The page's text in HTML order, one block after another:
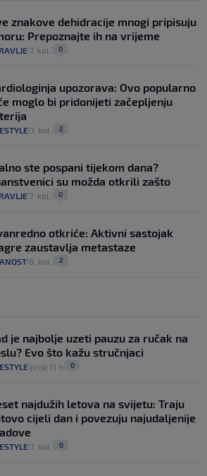
znakove dehidracije mnogi pripisuju
Prepoznajte ih na vrijeme
7. kol. 0
upozorava: Ovo popularno
moglo bi pridonijeti začepljenju
7. kol. 2
ste pospani tijekom dana?
su možda otkrili zašto
7. kol. 0
otkriće: Aktivni sastojak
zaustavlja metastaze
6. kol. 2
je najbolje uzeti pauzu za ručak na
Evo što kažu stručnjaci
prije 11 h 0
najdužih letova na svijetu: Traju
cijeli dan i povezuju najudaljenije
7. kol. 0